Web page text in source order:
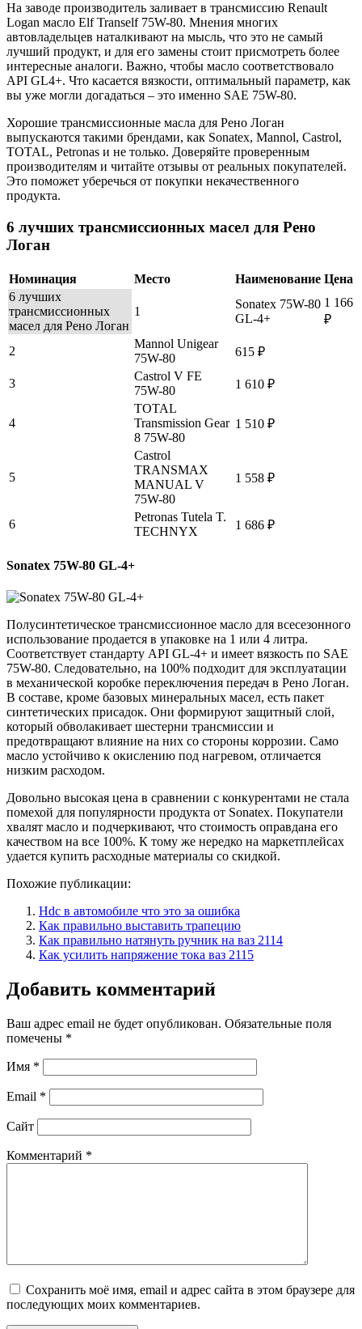
На заводе производитель заливает в трансмиссию Renault
Logan масло Elf Tranself 75W-80. Мнения многих
автовладельцев наталкивают на мысль, что это не самый
лучший продукт, и для его замены стоит присмотреть более
интересные аналоги. Важно, чтобы масло соответствовало
API GL4+. Что касается вязкости, оптимальный параметр, как
вы уже могли догадаться – это именно SAE 75W-80.
Хорошие трансмиссионные масла для Рено Логан
выпускаются такими брендами, как Sonatex, Mannol, Castrol,
TOTAL, Petronas и не только. Доверяйте проверенным
производителям и читайте отзывы от реальных покупателей.
Это поможет уберечься от покупки некачественного
продукта.
6 лучших трансмиссионных масел для Рено
Логан
Номинация Место Наименование Цена
6 лучших
трансмиссионных
масел для Рено Логан
1
Sonatex 75W-80
GL-4+
1 166
₽
2
Mannol Unigear
75W-80
615 ₽
3
Castrol V FE
75W-80
1 610 ₽
4
TOTAL
Transmission Gear
8 75W-80
1 510 ₽
5
Castrol
TRANSMAX
MANUAL V
75W-80
1 558 ₽
6
Petronas Tutela T.
TECHNYX
1 686 ₽
Sonatex 75W-80 GL-4+
Полусинтетическое трансмиссионное масло для всесезонного
использование продается в упаковке на 1 или 4 литра.
Соответствует стандарту API GL-4+ и имеет вязкость по SAE
75W-80. Следовательно, на 100% подходит для эксплуатации
в механической коробке переключения передач в Рено Логан.
В составе, кроме базовых минеральных масел, есть пакет
синтетических присадок. Они формируют защитный слой,
который обволакивает шестерни трансмиссии и
предотвращают влияние на них со стороны коррозии. Само
масло устойчиво к окислению под нагревом, отличается
низким расходом.
Довольно высокая цена в сравнении с конкурентами не стала
помехой для популярности продукта от Sonatex. Покупатели
хвалят масло и подчеркивают, что стоимость оправдана его
качеством на все 100%. К тому же нередко на маркетплейсах
удается купить расходные материалы со скидкой.
Похожие публикации:
Hdc в автомобиле что это за ошибка
Как правильно выставить трапецию
Как правильно натянуть ручник на ваз 2114
Как усилить напряжение тока ваз 2115
Добавить комментарий
Ваш адрес email не будет опубликован. Обязательные поля
помечены *
Имя *
Email *
Сайт
Комментарий *
Сохранить моё имя, email и адрес сайта в этом браузере для
последующих моих комментариев.